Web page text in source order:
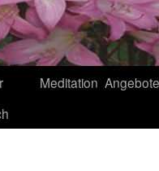
Meditation Angebote